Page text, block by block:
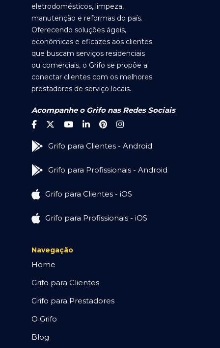
eletrodomésticos, limpeza,
manutenção e reformas do país.
Oferecendo soluções ágeis,
econômicas e eficazes aos clientes
que buscam serviços residenciais
ou comerciais, o Grifo se propõe a
conectar clientes com os melhores
prestadores de serviço locais.
Acompanhe o Grifo nas Redes Sociais
Grifo para Clientes - Android
Grifo para Profissionais - Android
Grifo para Clientes - iOS
Grifo para Profissionais - iOS
Navegação
Home
Grifo para Clientes
Grifo para Prestadores
O Grifo
Blog